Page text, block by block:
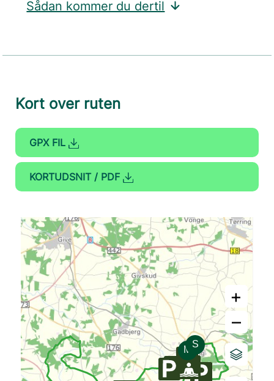
Sådan kommer du dertil
Kort over ruten
GPX FIL
KORTUDSNIT / PDF
+
–